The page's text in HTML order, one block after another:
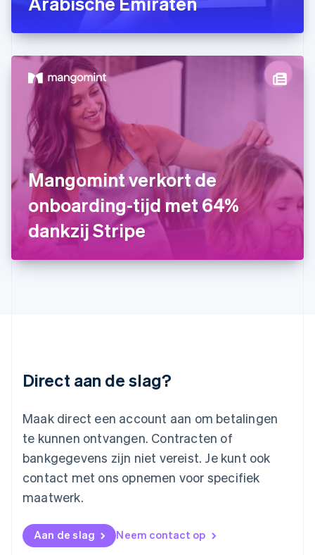
Mangomint verkort de
onboarding-tijd met 64%
dankzij Stripe
Direct aan de slag?
Maak direct een account aan om betalingen
te kunnen ontvangen. Contracten of
bankgegevens zijn niet vereist. Je kunt ook
contact met ons opnemen voor specifiek
maatwerk.
Aan de slag Neem contact op
Hongarije
Hongkong SAR, China
Ierland
English
English
Italiano English
Japan
日本語 English
Kroatië
EnglishItaliano
Letland
English
Liechtenstein
English
Litouwen
Mexico
Español English
Nederlands English
Nieuw-Zeeland
English
Noorwegen
English
DeutschEnglish
English
Portugal